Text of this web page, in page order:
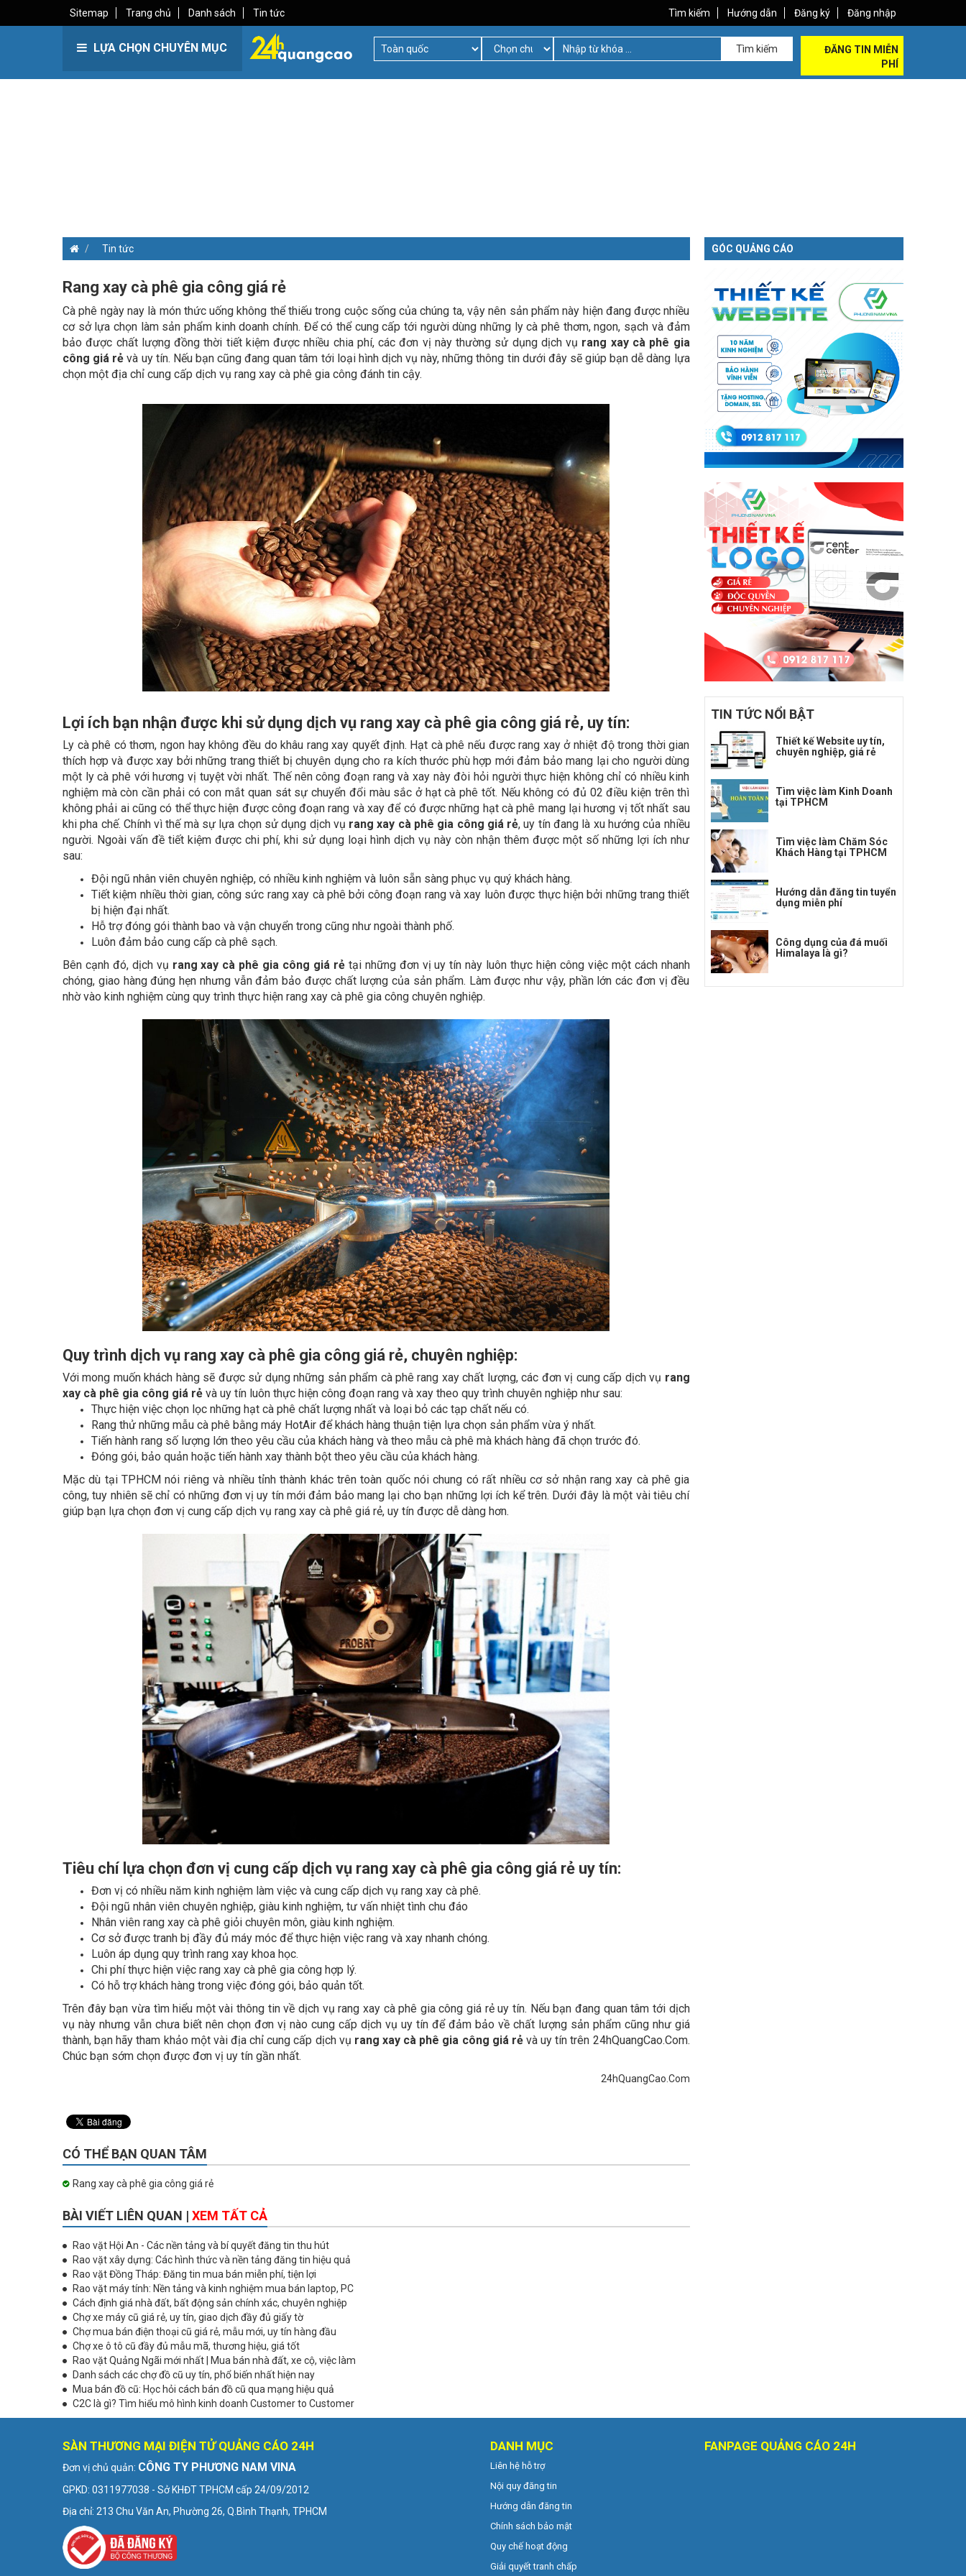
Sitemap Trang chủ Danh sách Tin tức Tìm kiếm Hướng dẫn Đăng ký Đăng nhập
LỰA CHỌN CHUYÊN MỤC Tìm kiếm
ĐĂNG TIN MIỄN
PHÍ
Tin tức
Rang xay cà phê gia công giá rẻ
Cà phê ngày nay là món thức uống không thể thiếu trong cuộc sống của chúng ta, vậy nên sản phẩm này hiện đang được nhiều
cơ sở lựa chọn làm sản phẩm kinh doanh chính. Để có thể cung cấp tới người dùng những ly cà phê thơm, ngon, sạch và đảm
bảo được chất lượng đồng thời tiết kiệm được nhiều chia phí, các đơn vị này thường sử dụng dịch vụ rang xay cà phê gia
công giá rẻ và uy tín. Nếu bạn cũng đang quan tâm tới loại hình dịch vụ này, những thông tin dưới đây sẽ giúp bạn dễ dàng lựa
chọn một địa chỉ cung cấp dịch vụ rang xay cà phê gia công đánh tin cậy.
Lợi ích bạn nhận được khi sử dụng dịch vụ rang xay cà phê gia công giá rẻ, uy tín:
Ly cà phê có thơm, ngon hay không đều do khâu rang xay quyết định. Hạt cà phê nếu được rang xay ở nhiệt độ trong thời gian
thích hợp và được xay bởi những trang thiết bị chuyên dụng cho ra kích thước phù hợp mới đảm bảo mang lại cho người dùng
một ly cà phê với hương vị tuyệt vời nhất. Thế nên công đoạn rang và xay này đòi hỏi người thực hiện không chỉ có nhiều kinh
nghiệm mà còn cần phải có con mắt quan sát sự chuyển đổi màu sắc ở hạt cà phê tốt. Nếu không có đủ 02 điều kiện trên thì
không phải ai cũng có thể thực hiện được công đoạn rang và xay để có được những hạt cà phê mang lại hương vị tốt nhất sau
khi pha chế. Chính vì thế mà sự lựa chọn sử dụng dịch vụ rang xay cà phê gia công giá rẻ, uy tín đang là xu hướng của nhiều
người. Ngoài vấn đề tiết kiệm được chi phí, khi sử dụng loại hình dịch vụ này còn nhận thêm được một số những lợi ích như
sau:
Đội ngũ nhân viên chuyên nghiệp, có nhiều kinh nghiệm và luôn sẵn sàng phục vụ quý khách hàng.
Tiết kiệm nhiều thời gian, công sức rang xay cà phê bởi công đoạn rang và xay luôn được thực hiện bởi những trang thiết
bị hiện đại nhất.
Hỗ trợ đóng gói thành bao và vận chuyển trong cũng như ngoài thành phố.
Luôn đảm bảo cung cấp cà phê sạch.
Bên cạnh đó, dịch vụ rang xay cà phê gia công giá rẻtại những đơn vị uy tín này luôn thực hiện công việc một cách nhanh
chóng, giao hàng đúng hẹn nhưng vẫn đảm bảo được chất lượng của sản phẩm. Làm được như vậy, phần lớn các đơn vị đều
nhờ vào kinh nghiệm cùng quy trình thực hiện rang xay cà phê gia công chuyên nghiệp.
Quy trình dịch vụ rang xay cà phê gia công giá rẻ, chuyên nghiệp:
Với mong muốn khách hàng sẽ được sử dụng những sản phẩm cà phê rang xay chất lượng, các đơn vị cung cấp dịch vụ rang
xay cà phê gia công giá rẻ và uy tín luôn thực hiện công đoạn rang và xay theo quy trình chuyên nghiệp như sau:
Thực hiện việc chọn lọc những hạt cà phê chất lượng nhất và loại bỏ các tạp chất nếu có.
Rang thử những mẫu cà phê bằng máy HotAir để khách hàng thuận tiện lựa chọn sản phẩm vừa ý nhất.
Tiến hành rang số lượng lớn theo yêu cầu của khách hàng và theo mẫu cà phê mà khách hàng đã chọn trước đó.
Đóng gói, bảo quản hoặc tiến hành xay thành bột theo yêu cầu của khách hàng.
Mặc dù tại TPHCM nói riêng và nhiều tỉnh thành khác trên toàn quốc nói chung có rất nhiều cơ sở nhận rang xay cà phê gia
công, tuy nhiên sẽ chỉ có những đơn vị uy tín mới đảm bảo mang lại cho bạn những lợi ích kể trên. Dưới đây là một vài tiêu chí
giúp bạn lựa chọn đơn vị cung cấp dịch vụ rang xay cà phê giá rẻ, uy tín được dễ dàng hơn.
Tiêu chí lựa chọn đơn vị cung cấp dịch vụ rang xay cà phê gia công giá rẻ uy tín:
Đơn vị có nhiều năm kinh nghiệm làm việc và cung cấp dịch vụ rang xay cà phê.
Đội ngũ nhân viên chuyên nghiệp, giàu kinh nghiệm, tư vấn nhiệt tình chu đáo
Nhân viên rang xay cà phê giỏi chuyên môn, giàu kinh nghiệm.
Cơ sở được tranh bị đầy đủ máy móc để thực hiện việc rang và xay nhanh chóng.
Luôn áp dụng quy trình rang xay khoa học.
Chi phí thực hiện việc rang xay cà phê gia công hợp lý.
Có hỗ trợ khách hàng trong việc đóng gói, bảo quản tốt.
Trên đây bạn vừa tìm hiểu một vài thông tin về dịch vụ rang xay cà phê gia công giá rẻ uy tín. Nếu bạn đang quan tâm tới dịch
vụ này nhưng vẫn chưa biết nên chọn đơn vị nào cung cấp dịch vụ uy tín để đảm bảo về chất lượng sản phẩm cũng như giá
thành, bạn hãy tham khảo một vài địa chỉ cung cấp dịch vụ rang xay cà phê gia công giá rẻvà uy tín trên 24hQuangCao.Com.
Chúc bạn sớm chọn được đơn vị uy tín gần nhất.
24hQuangCao.Com
CÓ THỂ BẠN QUAN TÂM
Rang xay cà phê gia công giá rẻ
BÀI VIẾT LIÊN QUAN | XEM TẤT CẢ
Rao vặt Hội An - Các nền tảng và bí quyết đăng tin thu hút
Rao vặt xây dựng: Các hình thức và nền tảng đăng tin hiệu quả
Rao vặt Đồng Tháp: Đăng tin mua bán miễn phí, tiện lợi
Rao vặt máy tính: Nền tảng và kinh nghiệm mua bán laptop, PC
Cách định giá nhà đất, bất động sản chính xác, chuyên nghiệp
Chợ xe máy cũ giá rẻ, uy tín, giao dịch đầy đủ giấy tờ
Chợ mua bán điện thoại cũ giá rẻ, mẫu mới, uy tín hàng đầu
Chợ xe ô tô cũ đầy đủ mẫu mã, thương hiệu, giá tốt
Rao vặt Quảng Ngãi mới nhất | Mua bán nhà đất, xe cộ, việc làm
Danh sách các chợ đồ cũ uy tín, phổ biến nhất hiện nay
Mua bán đồ cũ: Học hỏi cách bán đồ cũ qua mạng hiệu quả
C2C là gì? Tìm hiểu mô hình kinh doanh Customer to Customer
GÓC QUẢNG CÁO
TIN TỨC NỔI BẬT
Thiết kế Website uy tín,
chuyên nghiệp, giá rẻ
Tìm việc làm Kinh Doanh
tại TPHCM
Tìm việc làm Chăm Sóc
Khách Hàng tại TPHCM
Hướng dẫn đăng tin tuyển
dụng miễn phí
Công dụng của đá muối
Himalaya là gì?
SÀN THƯƠNG MẠI ĐIỆN TỬ QUẢNG CÁO 24H
Đơn vị chủ quản: CÔNG TY PHƯƠNG NAM VINA
GPKD: 0311977038 - Sở KHĐT TPHCM cấp 24/09/2012
Địa chỉ: 213 Chu Văn An, Phường 26, Q.Bình Thạnh, TPHCM
DANH MỤC
Liên hệ hỗ trợ
Nội quy đăng tin
Hướng dẫn đăng tin
Chính sách bảo mật
Quy chế hoạt động
Giải quyết tranh chấp
FANPAGE QUẢNG CÁO 24H